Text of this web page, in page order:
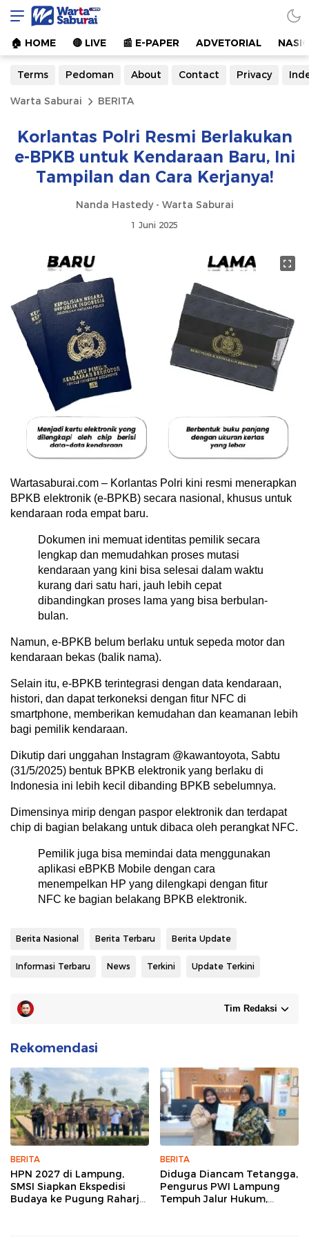
Warta Saburai
Sumber Informasi Terkini
🏠︎ HOME 🔴 LIVE 📰 E-PAPER ADVETORIAL
Terms Pedoman About Contact Privacy
Warta Saburai BERITA
Korlantas Polri Resmi Berlakukan
e-BPKB untuk Kendaraan Baru, Ini
Tampilan dan Cara Kerjanya!
Nanda Hastedy - Warta Saburai
1 Juni 2025
Wartasaburai.com – Korlantas Polri kini resmi menerapkan
BPKB elektronik (e-BPKB) secara nasional, khusus untuk
kendaraan roda empat baru.
Dokumen ini memuat identitas pemilik secara
lengkap dan memudahkan proses mutasi
kendaraan yang kini bisa selesai dalam waktu
kurang dari satu hari, jauh lebih cepat
dibandingkan proses lama yang bisa berbulan-
bulan.
Namun, e-BPKB belum berlaku untuk sepeda motor dan
kendaraan bekas (balik nama).
Selain itu, e-BPKB terintegrasi dengan data kendaraan,
histori, dan dapat terkoneksi dengan fitur NFC di
smartphone, memberikan kemudahan dan keamanan lebih
bagi pemilik kendaraan.
Dikutip dari unggahan Instagram @kawantoyota, Sabtu
(31/5/2025) bentuk BPKB elektronik yang berlaku di
Indonesia ini lebih kecil dibanding BPKB sebelumnya.
Dimensinya mirip dengan paspor elektronik dan terdapat
chip di bagian belakang untuk dibaca oleh perangkat NFC.
Pemilik juga bisa memindai data menggunakan
aplikasi eBPKB Mobile dengan cara
menempelkan HP yang dilengkapi dengan fitur
NFC ke bagian belakang BPKB elektronik.
Berita Nasional Berita Terbaru Berita Update
Informasi Terbaru News Terkini Update Terkini
Tim Redaksi
Rekomendasi
BERITA
HPN 2027 di Lampung,
SMSI Siapkan Ekspedisi
Budaya ke Pugung Raharjo
BERITA
Diduga Diancam Tetangga,
Pengurus PWI Lampung
Tempuh Jalur Hukum,